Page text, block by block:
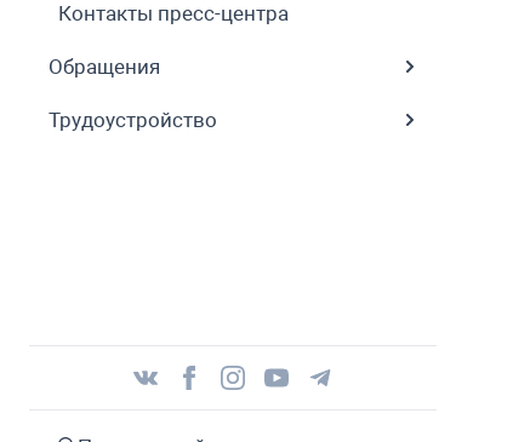
Контакты пресс-центра
Обращения
Трудоустройство